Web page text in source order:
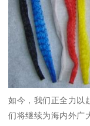
如今，我们正全力以
们将继续为海内外广